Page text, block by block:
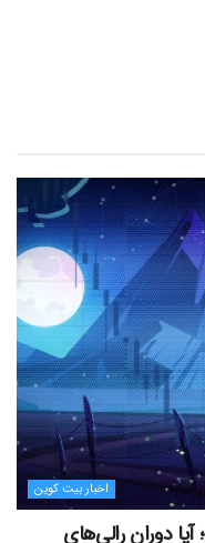
اخبار بیت کوین
دوران رالی‌های